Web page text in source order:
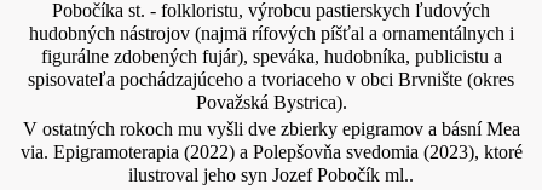
Pobočíka st. - folkloristu, výrobcu pastierskych ľudových
hudobných nástrojov (najmä rífových píšťal a ornamentálnych i
figurálne zdobených fujár), speváka, hudobníka, publicistu a
spisovateľa pochádzajúceho a tvoriaceho v obci Brvnište (okres
Považská Bystrica).
V ostatných rokoch mu vyšli dve zbierky epigramov a básní Mea
via. Epigramoterapia (2022) a Polepšovňa svedomia (2023), ktoré
ilustroval jeho syn Jozef Pobočík ml..